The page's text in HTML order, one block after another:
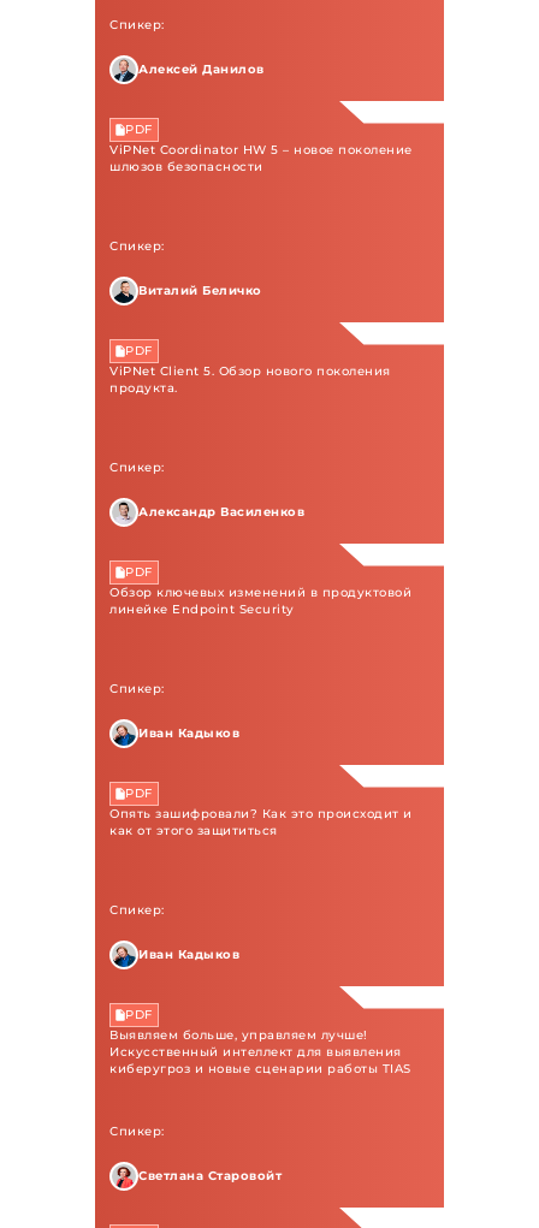
Спикер:
Алексей Данилов
PDF
ViPNet Coordinator HW 5 – новое поколение
шлюзов безопасности
Спикер:
Виталий Беличко
PDF
ViPNet Client 5. Обзор нового поколения
продукта.
Спикер:
Александр Василенков
PDF
Обзор ключевых изменений в продуктовой
линейке Endpoint Security
Спикер:
Иван Кадыков
PDF
Опять зашифровали? Как это происходит и
как от этого защититься
Спикер:
Иван Кадыков
PDF
Выявляем больше, управляем лучше!
Искусственный интеллект для выявления
киберугроз и новые сценарии работы TIAS
Спикер:
Светлана Старовойт